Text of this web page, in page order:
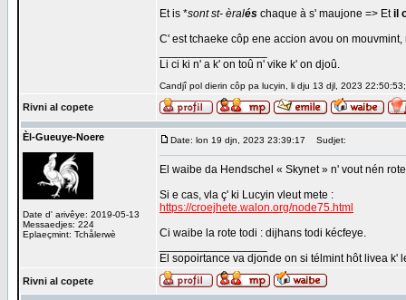
Et is *sont st- èralés chaque à s' maujone => Etil
C' est tchaeke côp ene accion avou on
Li ci ki n' a k' on toû n' vike k' on djoû.
Candjî pol dierin côp pa lucyin, li dju 13 djl, 2023
Rivni al copete
Èl-Gueuye-Noere
Date d' arivêye: 2019-05-13
Messaedjes: 224
Eplaeçmint: Tchålerwè
Date: lon 19 djn, 2023 23:39:17 Sudjet:
El waibe da Hendschel « Skynet » n' vout nén
Si e cas, vla ç' ki Lucyin vleut mete :
https://croejhete.walon.org/node75.html
Ci waibe la rote todi : dijhans todi kécfeye.
El sopoirtance va djonde on si télmint hôt livea
Rivni al copete